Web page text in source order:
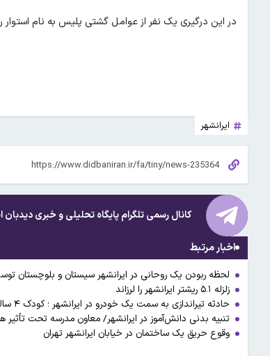
در این درگیری یک نفر از عوامل گشتی پلیس به نام
ایرانشهر
کانال رسمی تلگرام پایگاه تحلیلی و خبریدیدبان
اخبار مرتبط
لحظه ربودن یک روحانی در ایرانشهر سیستان و بلوچستان
زلزله ۵.۱ ریشتر ایرانشهر را لرزاند
حادثه تیراندازی به سمت یک خودرو در ایرانشهر ؛ کودک ۴ ساله جان‌ خود را از دست داد؛ زن باردار نیز با اصابت گلوله جنین خود را از دست می‌دهد
تنبیه بدنی دانش‌آموز در ایرانشهر/ معاون مدرسه تحت تأثیر
وقوع حریق یک ساختمان در خیابان ایرانشهر تهران